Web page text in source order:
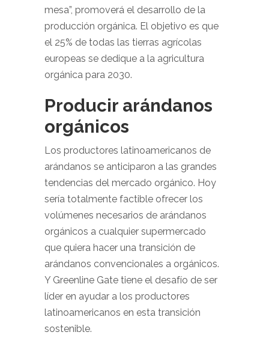
mesa”, promoverá el desarrollo de la
producción orgánica. El objetivo es que
el 25% de todas las tierras agrícolas
europeas se dedique a la agricultura
orgánica para 2030.
Producir arándanos
orgánicos
Los productores latinoamericanos de
arándanos se anticiparon a las grandes
tendencias del mercado orgánico. Hoy
sería totalmente factible ofrecer los
volúmenes necesarios de arándanos
orgánicos a cualquier supermercado
que quiera hacer una transición de
arándanos convencionales a orgánicos.
Y Greenline Gate tiene el desafío de ser
líder en ayudar a los productores
latinoamericanos en esta transición
sostenible.